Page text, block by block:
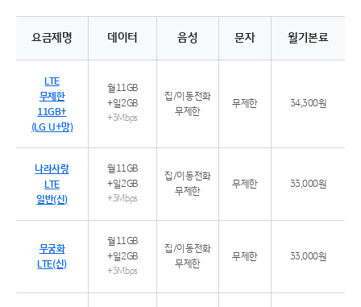
요금제명 데이터 음성 문자 월기본료
LTE
무제한
11GB+
(LG U+망)
월11GB
+일2GB
+3Mbps
집/이동전화
무제한
무제한 34,300원
나라사랑
LTE
일반(신)
월11GB
+일2GB
+3Mbps
집/이동전화
무제한
무제한 33,000원
무궁화
LTE(신)
월11GB
+일2GB
+3Mbps
집/이동전화
무제한
무제한 33,000원